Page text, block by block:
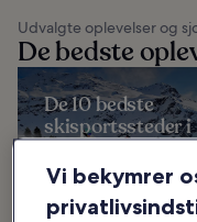
Udvalgte oplevelser og
De bedste
De 10 bedste
skisportssteder i
Italien
er også nogle af de bedste i
Europa, fra de dramatiske
Dolomitter til de betagende
Italienske Alper...
Vi bekymrer